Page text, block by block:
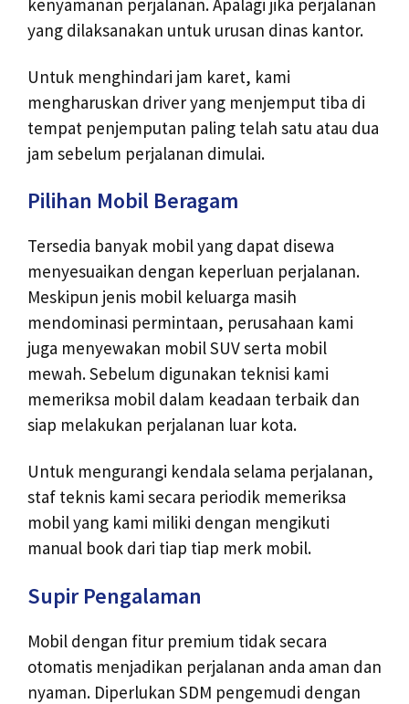
yang dilaksanakan untuk urusan dinas kantor.
Untuk menghindari jam karet, kami
mengharuskan driver yang menjemput tiba di
tempat penjemputan paling telah satu atau dua
jam sebelum perjalanan dimulai.
Pilihan Mobil Beragam
Tersedia banyak mobil yang dapat disewa
menyesuaikan dengan keperluan perjalanan.
Meskipun jenis mobil keluarga masih
mendominasi permintaan, perusahaan kami
juga menyewakan mobil SUV serta mobil
mewah. Sebelum digunakan teknisi kami
memeriksa mobil dalam keadaan terbaik dan
siap melakukan perjalanan luar kota.
Untuk mengurangi kendala selama perjalanan,
staf teknis kami secara periodik memeriksa
mobil yang kami miliki dengan mengikuti
manual book dari tiap tiap merk mobil.
Supir Pengalaman
Mobil dengan fitur premium tidak secara
otomatis menjadikan perjalanan anda aman dan
nyaman. Diperlukan SDM pengemudi dengan